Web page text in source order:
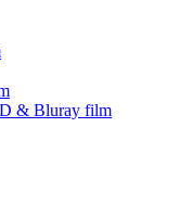
& Bluray film